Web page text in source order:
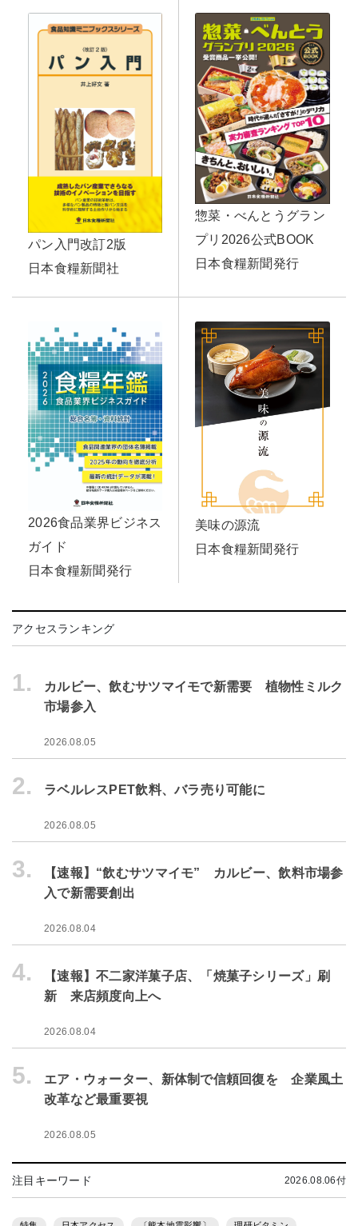
パン入門改訂2版
日本食糧新聞社
惣菜・べんとうグラン
プリ2026公式BOOK
日本食糧新聞発行
2026食品業界ビジネス
ガイド
日本食糧新聞発行
美味の源流
日本食糧新聞発行
アクセスランキング
1.
カルビー、飲むサツマイモで新需要 植物性ミルク
市場参入
2026.08.05
2. ラベルレスPET飲料、バラ売り可能に
2026.08.05
3.
【速報】“飲むサツマイモ” カルビー、飲料市場参
入で新需要創出
2026.08.04
4.
【速報】不二家洋菓子店、「焼菓子シリーズ」刷
新 来店頻度向上へ
2026.08.04
5.
エア・ウォーター、新体制で信頼回復を 企業風土
改革など最重要視
2026.08.05
注目キーワード 2026.08.06付